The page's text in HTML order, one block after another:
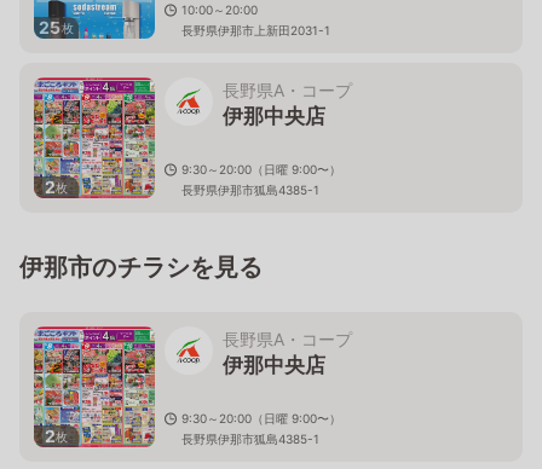
25枚
10:00～20:00
長野県伊那市上新田2031-1
2枚
長野県A・コープ
伊那中央店
9:30～20:00（日曜 9:00〜）
長野県伊那市狐島4385-1
伊那市のチラシを見る
2枚
長野県A・コープ
伊那中央店
9:30～20:00（日曜 9:00〜）
長野県伊那市狐島4385-1